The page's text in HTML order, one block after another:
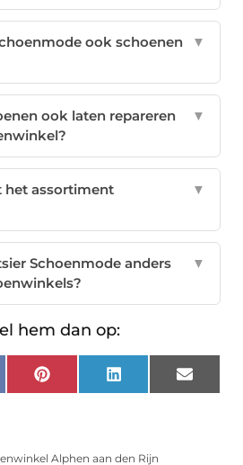
ook schoenen
▼
ook laten repareren
▼
het assortiment
▼
Schoenmode anders
▼
hem dan op:
Pinterest LinkedIn Email
Alphen aan den Rijn